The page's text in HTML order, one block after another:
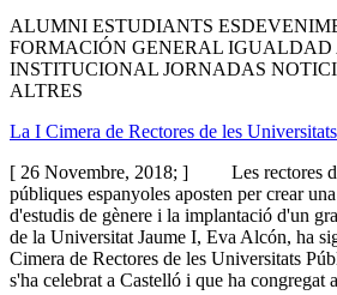
ALUMNI ESTUDIANTS
FORMACIÓN GENERAL IGUALDAD
INSTITUCIONAL JORNADAS
ALTRES
La I Cimera de Rectores de les
[ 26 Novembre, 2018; ] Les rectores
públiques espanyoles aposten per crear
d'estudis de gènere i la implantació d'un
de la Universitat Jaume I, Eva Alcón, ha
Cimera de Rectores de les Universitats
s'ha celebrat a Castelló i que ha congregat